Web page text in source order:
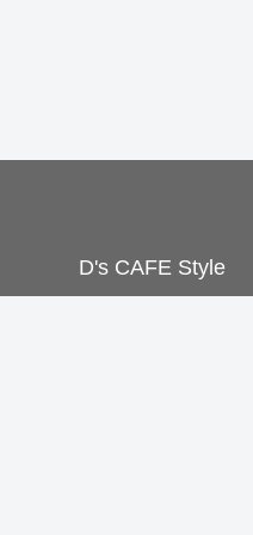
D's CAFE Style